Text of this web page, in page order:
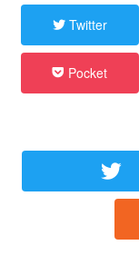
Twitter
Pocket